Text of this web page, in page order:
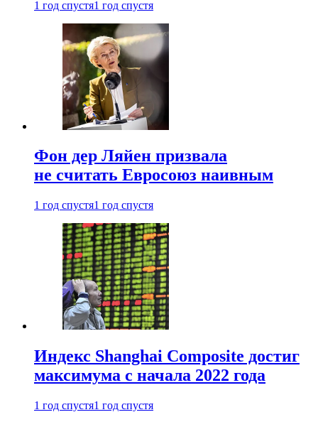
1 год спустя1 год спустя
Фон дер Ляйен призвала
не считать Евросоюз наивным
1 год спустя1 год спустя
Индекс Shanghai Composite достиг
максимума с начала 2022 года
1 год спустя1 год спустя